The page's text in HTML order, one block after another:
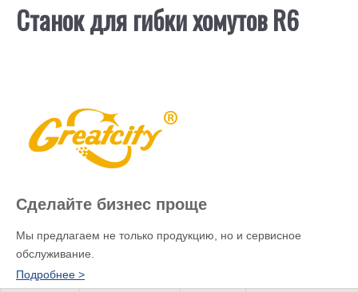
Станок для гибки хомутов R6
Сделайте бизнес проще
Мы предлагаем не только продукцию, но и сервисное
обслуживание.
Подробнее >